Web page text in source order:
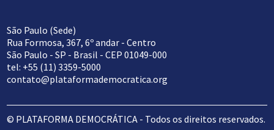
São Paulo (Sede)
Rua Formosa, 367, 6º andar - Centro
São Paulo - SP - Brasil - CEP 01049-000
tel: +55 (11) 3359-5000
contato@plataformademocratica.org
© PLATAFORMA DEMOCRÁTICA - Todos os direitos reservados.